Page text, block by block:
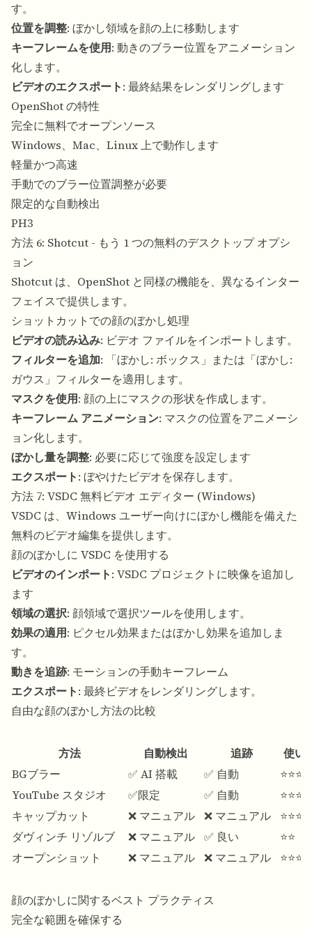
す。
位置を調整: ぼかし領域を顔の上に移動します
キーフレームを使用: 動きのブラー位置をアニメーション
化します。
ビデオのエクスポート: 最終結果をレンダリングします
OpenShot の特性
完全に無料でオープンソース
Windows、Mac、Linux 上で動作します
軽量かつ高速
手動でのブラー位置調整が必要
限定的な自動検出
PH3
方法 6: Shotcut - もう 1 つの無料のデスクトップ オプシ
ョン
Shotcut は、OpenShot と同様の機能を、異なるインター
フェイスで提供します。
ショットカットでの顔のぼかし処理
ビデオの読み込み: ビデオ ファイルをインポートします。
フィルターを追加: 「ぼかし: ボックス」または「ぼかし:
ガウス」フィルターを適用します。
マスクを使用: 顔の上にマスクの形状を作成します。
キーフレーム アニメーション: マスクの位置をアニメーシ
ョン化します。
ぼかし量を調整: 必要に応じて強度を設定します
エクスポート: ぼやけたビデオを保存します。
方法 7: VSDC 無料ビデオ エディター (Windows)
VSDC は、Windows ユーザー向けにぼかし機能を備えた
無料のビデオ編集を提供します。
顔のぼかしに VSDC を使用する
ビデオのインポート: VSDC プロジェクトに映像を追加し
ます
領域の選択: 顔領域で選択ツールを使用します。
効果の適用: ピクセル効果またはぼかし効果を追加しま
す。
動きを追跡: モーションの手動キーフレーム
エクスポート: 最終ビデオをレンダリングします。
自由な顔のぼかし方法の比較
方法 自動検出 追跡
使い
BGブラー
✅ AI 搭載 ✅ 自動
YouTube スタジオ
✅限定 ✅ 自動
⭐⭐⭐⭐
キャップカット
❌ マニュアル ❌ マニュアル
⭐⭐⭐
ダヴィンチ リゾルブ
❌ マニュアル ✅ 良い
⭐⭐
オープンショット
❌ マニュアル ❌ マニュアル ⭐⭐⭐
顔のぼかしに関するベスト プラクティス
完全な範囲を確保する